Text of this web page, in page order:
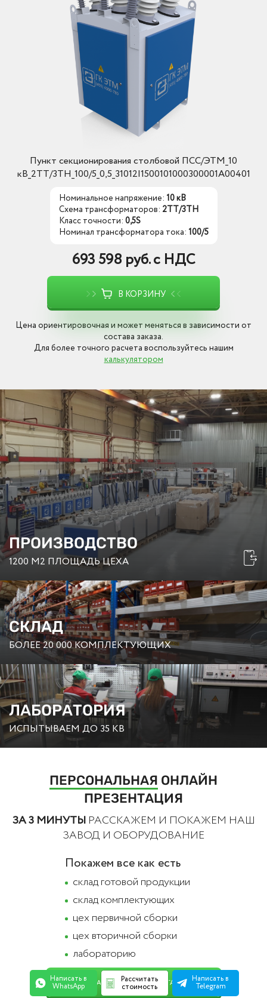
Написать в
WhatsApp
Рассчитать
стоимость
Написать в
Telegram
Пункт секционирования столбовой ПСС/ЭТМ_10
кВ_2ТТ/3ТН_100/5_0,5_31012I1500101000300001A00401
Номинальное напряжение: 10 кВ
Схема трансформаторов: 2ТТ/3ТН
Класс точности: 0,5S
Номинал трансформатора тока: 100/5
693 598 руб. с НДС
В КОРЗИНУ
Цена ориентировочная и может меняться в зависимости от
состава заказа.
Для более точного расчета воспользуйтесь нашим
калькулятором
ПРОИЗВОДСТВО
1200 М2 ПЛОЩАДЬ ЦЕХА
СКЛАД
БОЛЕЕ 20 000 КОМПЛЕКТУЮЩИХ
ЛАБОРАТОРИЯ
ИСПЫТЫВАЕМ ДО 35 КВ
ПЕРСОНАЛЬНАЯ ОНЛАЙН
ПРЕЗЕНТАЦИЯ
ЗА 3 МИНУТЫРАССКАЖЕМ И ПОКАЖЕМ НАШ
ЗАВОД И ОБОРУДОВАНИЕ
Покажем все как есть
cклад готовой продукции
склад комплектующих
цех первичной сборки
цех вторичной сборки
лабораторию
ЗАКАЗАТЬ ОНЛАЙН ПРЕЗЕНТАЦИЮ